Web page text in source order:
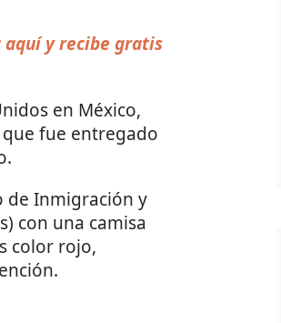
aquí y recibe gratis
en México,
fue entregado
de Inmigración y
con una camisa
color rojo,